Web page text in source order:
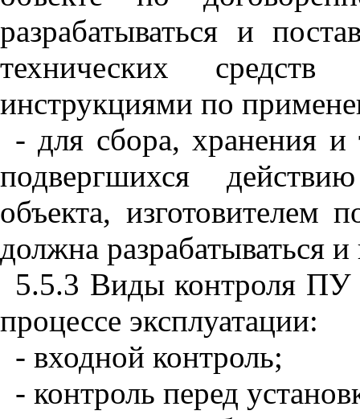
разрабатываться и
технических
инструкциями по
- для сбора, хранения и
подвергшихся
объекта, изготовителем
должна разрабатываться
5.5.3 Виды контроля
процессе эксплуатации:
- входной контроль;
- контроль перед